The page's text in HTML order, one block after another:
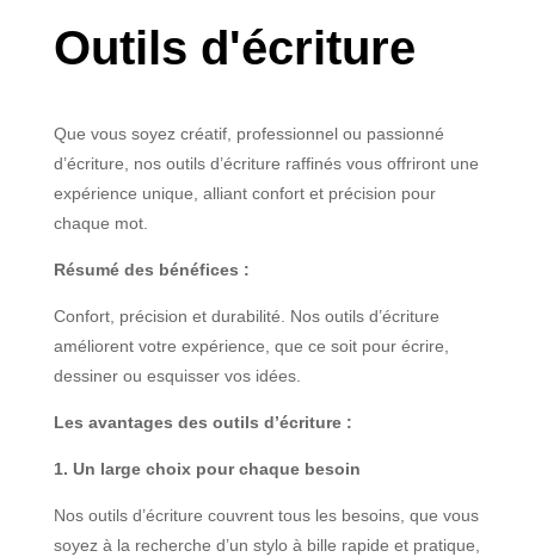
Outils d'écriture
Que vous soyez créatif, professionnel ou passionné
d’écriture, nos outils d’écriture raffinés vous offriront une
expérience unique, alliant confort et précision pour
chaque mot.
Résumé des bénéfices :
Confort, précision et durabilité. Nos outils d’écriture
améliorent votre expérience, que ce soit pour écrire,
dessiner ou esquisser vos idées.
Les avantages des outils d’écriture :
1. Un large choix pour chaque besoin
Nos outils d’écriture couvrent tous les besoins, que vous
soyez à la recherche d’un stylo à bille rapide et pratique,